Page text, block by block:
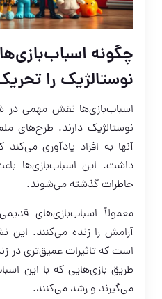
چگونه
نوستالژیک را
اسباب‌بازی‌ها نقش مهمی در
نوستالژیک دارند. طرح‌های
آنها به افراد یادآوری
داشت. این اسباب‌بازی‌ها
خاطرات گذشته می‌شوند.
معمولاً اسباب‌بازی‌های
آرامش را زنده می‌کنند. این
است که تاثیرات عمیق‌تری در
طریق بازی‌هایی که با این
می‌گیرند و رشد می‌کنند.